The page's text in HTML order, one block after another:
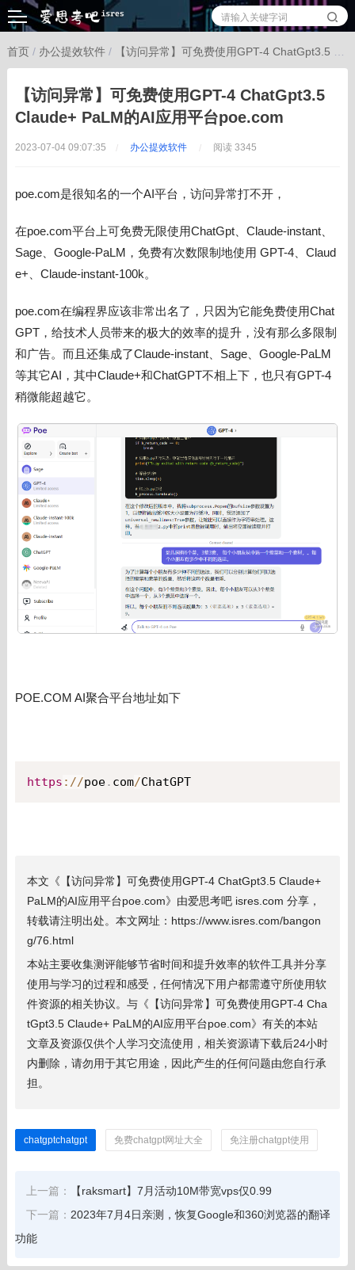
首页/ 办公提效软件/ 【访问异常】可免费使用GPT-4 ChatGpt3.5 Claude+ PaLM的AI应用平台poe.com
【访问异常】可免费使用GPT-4 ChatGpt3.5
Claude+ PaLM的AI应用平台poe.com
2023-07-04 09:07:35 办公提效软件 阅读 3345
poe.com是很知名的一个AI平台， 访问异常打不开，
在poe.com平台上可免费无限使用ChatGpt、Claude-instant、
Sage、Google-PaLM，免费有次数限制地使用 GPT-4、Claud
e+、Claude-instant-100k。
poe.com在编程界应该非常出名了，只因为它能免费使用Chat
GPT，给技术人员带来的极大的效率的提升，没有那么多限制
和广告。而且还集成了Claude-instant、 Sage、 Google-PaLM
等其它AI，其中Claude+和ChatGPT不相上下，也只有GPT-4
稍微能超越它。
POE.COM AI聚合平台地址如下
https : //poe. com/ChatGPT
本文《【访问异常】可免费使用GPT-4 ChatGpt3.5 Claude+
PaLM的AI应用平台poe.com》由爱思考吧 isres.com 分享，
转载请注明出处。本文网址：https://www.isres.com/bangon
g/76.html
本站主要收集测评能够节省时间和提升效率的软件工具并分享
使用与学习的过程和感受，任何情况下用户都需遵守所使用软
件资源的相关协议。与《【访问异常】可免费使用GPT-4 Cha
tGpt3.5 Claude+ PaLM的AI应用平台poe.com》有关的本站
文章及资源仅供个人学习交流使用，相关资源请下载后24小时
内删除，请勿用于其它用途，因此产生的任何问题由您自行承
担。
chatgptchatgpt 免费chatgpt网址大全 免注册chatgpt使用
上一篇：
【raksmart】7月活动10M带宽vps仅0.99
下一篇： 2023年7月4日亲测，恢复Google和360浏览器的翻译
功能